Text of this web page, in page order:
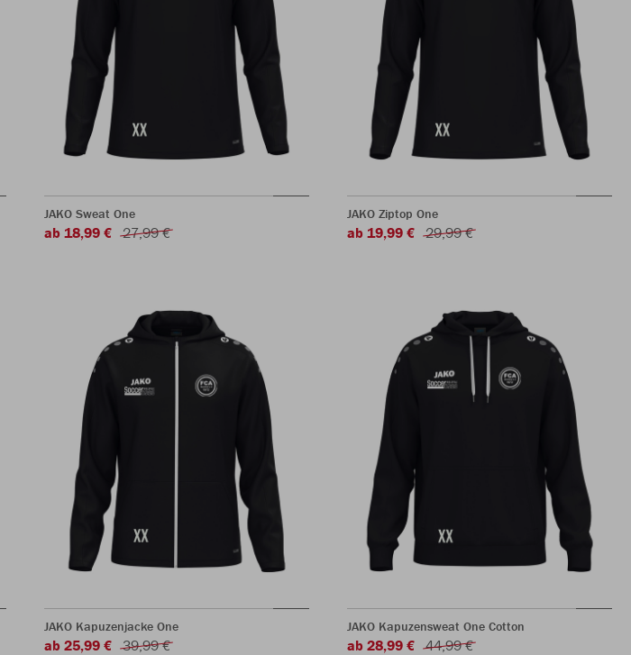
JAKO Sweat One
ab 18,99 € 27,99 €
JAKO Ziptop One
ab 19,99 € 29,99 €
JAKO Kapuzenjacke One
ab 25,99 € 39,99 €
JAKO Kapuzensweat One Cotton
ab 28,99 € 44,99 €